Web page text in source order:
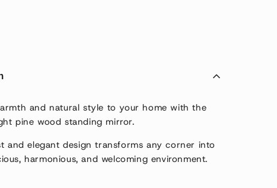
and natural style to your home with the
pine wood standing mirror.
and elegant design transforms any corner into
harmonious, and welcoming environment.